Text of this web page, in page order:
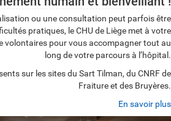
ou une consultation peut parfois être
pratiques, le CHU de Liège met à votre
volontaires pour vous accompagner tout au
long de votre parcours à l’hôpital.
sur les sites du Sart Tilman, du CNRF de
Fraiture et des Bruyères.
En savoir plus